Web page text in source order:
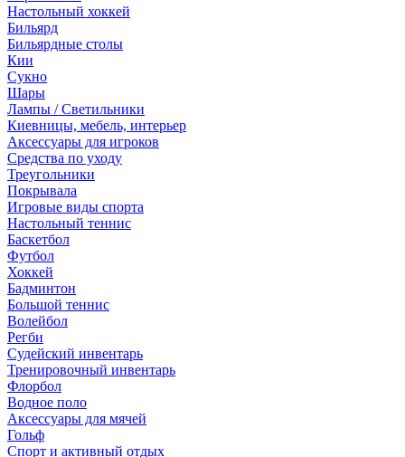
Настольный хоккей
Бильярд
Бильярдные столы
Кии
Сукно
Шары
Лампы / Светильники
Киевницы, мебель, интерьер
Аксессуары для игроков
Средства по уходу
Треугольники
Покрывала
Игровые виды спорта
Настольный теннис
Баскетбол
Футбол
Хоккей
Бадминтон
Большой теннис
Волейбол
Регби
Судейский инвентарь
Тренировочный инвентарь
Флорбол
Водное поло
Аксессуары для мячей
Гольф
Спорт и активный отдых